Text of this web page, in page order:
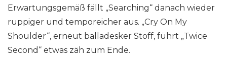
Erwartungsgemäß fällt „Searching“ danach wieder
ruppiger und temporeicher aus. „Cry On My
Shoulder“, erneut balladesker Stoff, führt „Twice
Second“ etwas zäh zum Ende.